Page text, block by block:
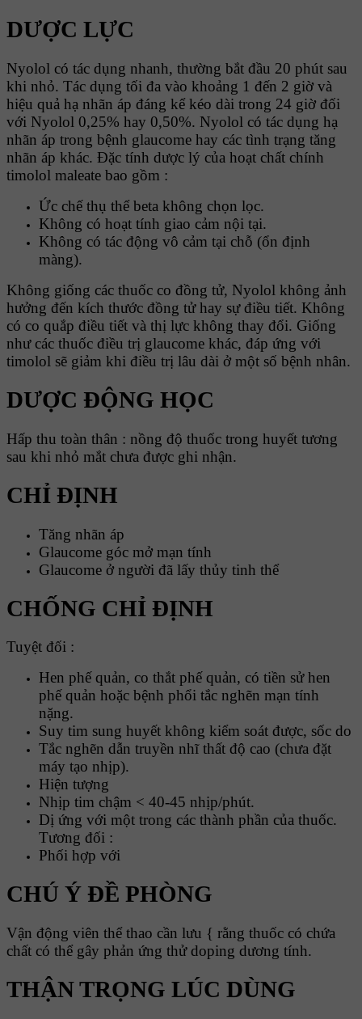
DƯỢC LỰC
Nyolol có tác dụng nhanh, thường bắt đầu 20 phút sau
khi nhỏ. Tác dụng tối đa vào khoảng 1 đến 2 giờ và
hiệu quả hạ nhãn áp đáng kể kéo dài trong 24 giờ đối
với Nyolol 0,25% hay 0,50%. Nyolol có tác dụng hạ
nhãn áp trong bệnh glaucome hay các tình trạng tăng
nhãn áp khác. Đặc tính dược lý của hoạt chất chính
timolol maleate bao gồm :
Ức chế thụ thể beta không chọn lọc.
Không có hoạt tính giao cảm nội tại.
Không có tác động vô cảm tại chỗ (ổn định
màng).
Không giống các thuốc co đồng tử, Nyolol không ảnh
hưởng đến kích thước đồng tử hay sự điều tiết. Không
có co quắp điều tiết và thị lực không thay đổi. Giống
như các thuốc điều trị glaucome khác, đáp ứng với
timolol sẽ giảm khi điều trị lâu dài ở một số bệnh nhân.
DƯỢC ĐỘNG HỌC
Hấp thu toàn thân : nồng độ thuốc trong huyết tương
sau khi nhỏ mắt chưa được ghi nhận.
CHỈ ĐỊNH
Tăng nhãn áp
Glaucome góc mở mạn tính
Glaucome ở người đã lấy thủy tinh thể
CHỐNG CHỈ ĐỊNH
Tuyệt đối :
Hen phế quản, co thắt phế quản, có tiền sử hen
phế quản hoặc bệnh phổi tắc nghẽn mạn tính
nặng.
Suy tim sung huyết không kiểm soát được, sốc do
Tắc nghẽn dẫn truyền nhĩ thất độ cao (chưa đặt
máy tạo nhịp).
Hiện tượng
Nhịp tim chậm < 40-45 nhịp/phút.
Dị ứng với một trong các thành phần của thuốc.
Tương đối :
Phối hợp với
CHÚ Ý ĐỀ PHÒNG
Vận động viên thể thao cần lưu { rằng thuốc có chứa
chất có thể gây phản ứng thử doping dương tính.
THẬN TRỌNG LÚC DÙNG